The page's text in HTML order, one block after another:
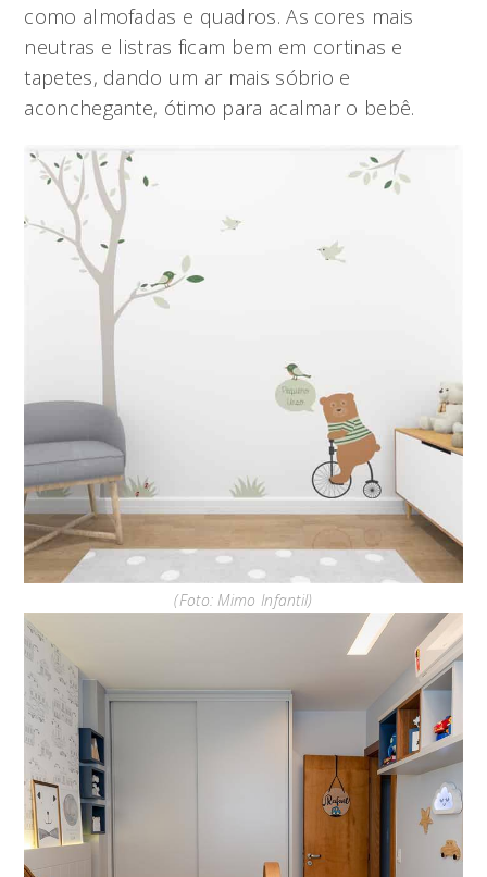
como almofadas e quadros. As cores mais
neutras e listras ficam bem em cortinas e
tapetes, dando um ar mais sóbrio e
aconchegante, ótimo para acalmar o bebê.
(Foto: Mimo Infantil)